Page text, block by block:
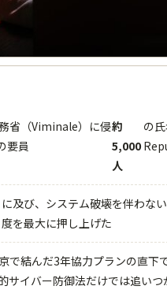
省（Viminale）に侵
要員
約
5,000
人
の
に及び、システム破壊を伴わな
度を最大に押し上げた
で結んだ3年協力プランの直
サイバー防御法だけでは追いつ